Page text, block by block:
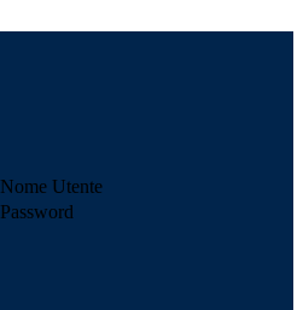
Nome Utente
Password